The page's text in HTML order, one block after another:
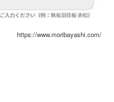
https://www.moribayashi.com/